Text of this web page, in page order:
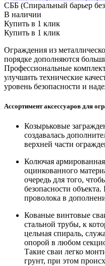
СББ (Спиральный барьер
В наличии
Купить в 1 клик
Купить в 1 клик
Ограждения из
порядке дополняются
Профессиональные
улучшить технические
уровень безопасности и
Ассортимент аксессуаров для
Козырьковые
создавалась
верхней части
Колючая
оцинкованного
очередь для того,
безопасности
проволока в
Кованые винтовые
стальной трубы, к
цельная спираль,
опорой в любом
Такие сваи легко
грунт, при этом